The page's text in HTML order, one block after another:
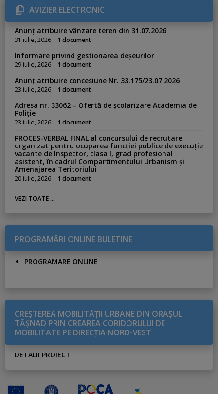
r
i
e
s
AVIZIER ELECTRONIC
Anunț atribuire vânzare teren din 31.07.2026
31 iulie, 2026 1 document
Informare privind gestionarea deșeurilor
29 iulie, 2026 1 document
Anunț atribuire concesiune Nr. 33.175/23.07.2026
23 iulie, 2026 1 document
Adresa nr. 33062 – Ofertă de școlarizare Academia de
Poliție
23 iulie, 2026 1 document
PROCES-VERBAL FINAL al concursului de recrutare
organizat pentru ocuparea funcției publice de execuție
vacante de Inspector, clasa I, grad profesional
asistent, în cadrul Compartimentului Urbanism și
Amenajarea Teritoriului
20 iulie, 2026 1 document
VEZI TOATE ...
PROGRAMĂRI ONLINE BULETINE
PROGRAMARE ONLINE
CREŞTEREA MOBILITĂŢII URBANE DIN ORAŞUL
TĂŞNAD PRIN CREAREA CORIDORULUI DE
MOBILITATE PE DIRECŢIA NORD-VEST
DETALII PROIECT